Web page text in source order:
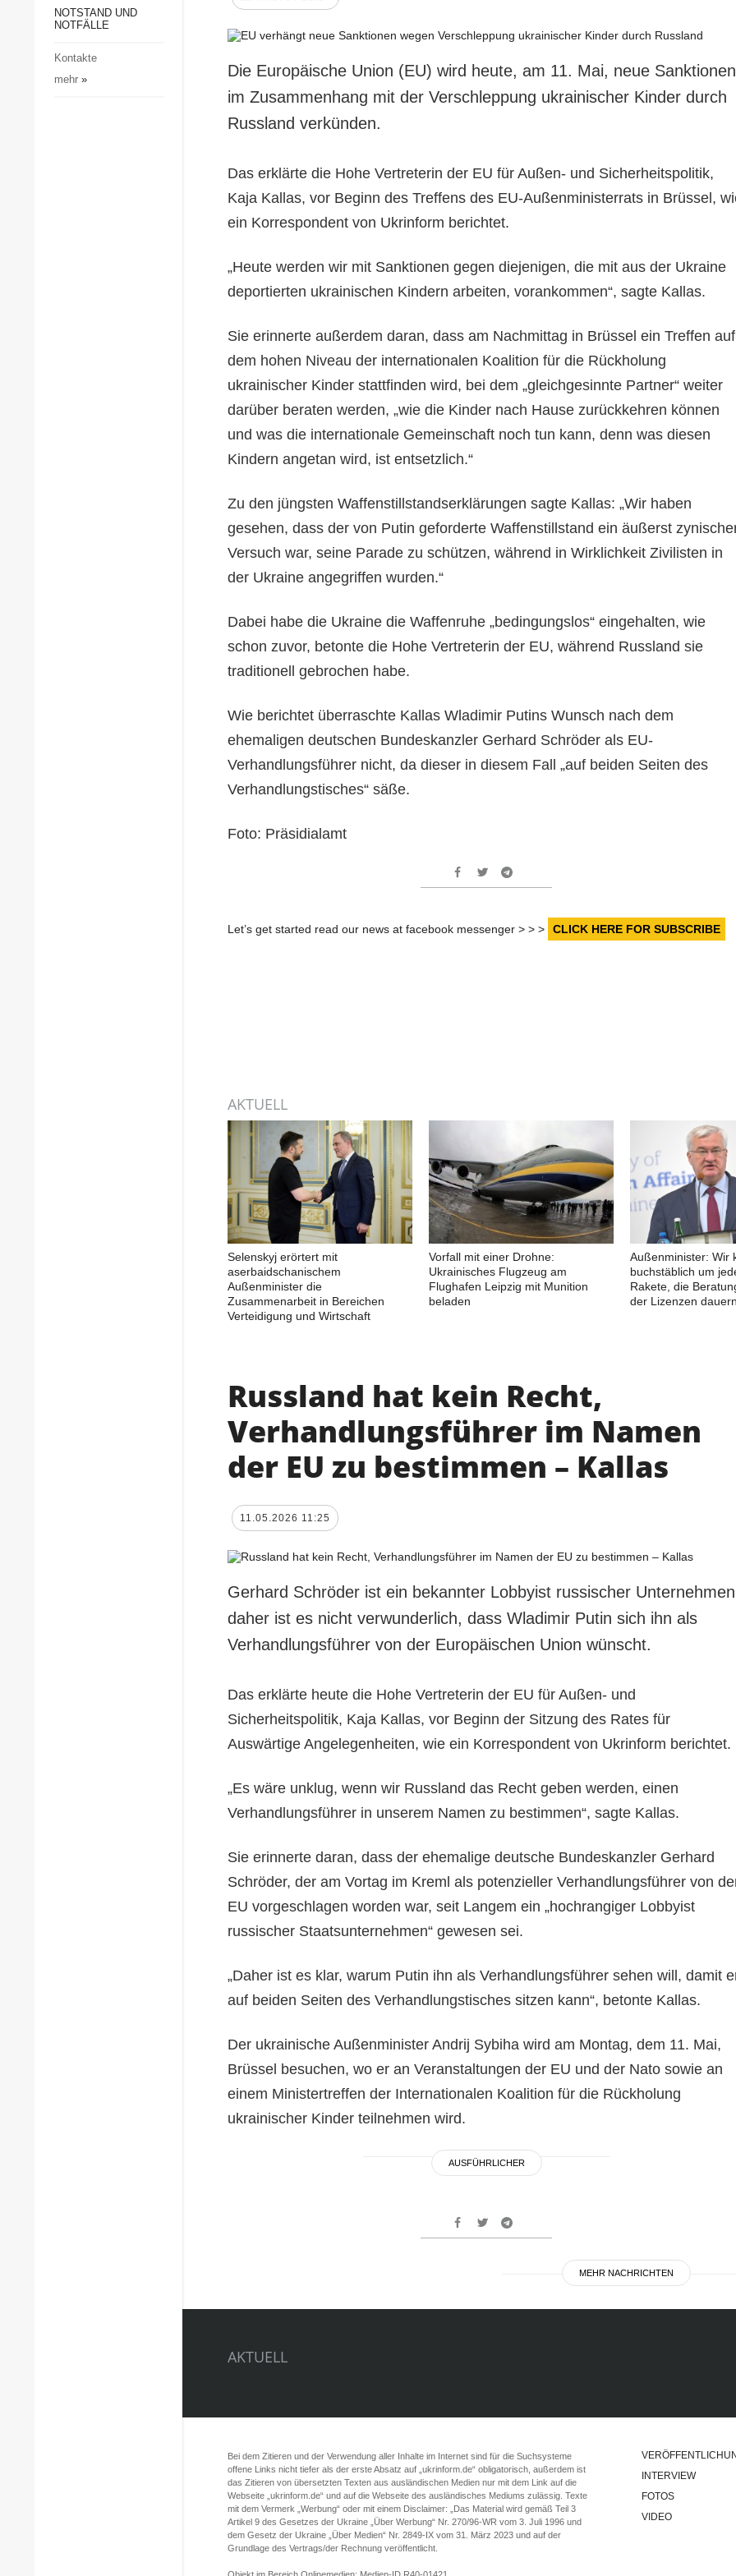
Gesellschaft und Kultur
Notstand und Notfälle
NOTSTAND UND
NOTFÄLLE
Kontakte
mehr»
Die Europäische Union (EU) wird heute, am 11. Mai, neue Sanktionen
im Zusammenhang mit der Verschleppung ukrainischer Kinder durch
Russland verkünden.
Das erklärte die Hohe Vertreterin der EU für Außen- und Sicherheitspolitik,
Kaja Kallas, vor Beginn des Treffens des EU-Außenministerrats in Brüssel,
ein Korrespondent von Ukrinform berichtet.
„Heute werden wir mit Sanktionen gegen diejenigen, die mit aus der Ukraine
deportierten ukrainischen Kindern arbeiten, vorankommen“, sagte Kallas.
Sie erinnerte außerdem daran, dass am Nachmittag in Brüssel ein Treffen auf
dem hohen Niveau der internationalen Koalition für die Rückholung
ukrainischer Kinder stattfinden wird, bei dem „gleichgesinnte Partner“ weiter
darüber beraten werden, „wie die Kinder nach Hause zurückkehren können
und was die internationale Gemeinschaft noch tun kann, denn was diesen
Kindern angetan wird, ist entsetzlich.“
Zu den jüngsten Waffenstillstandserklärungen sagte Kallas: „Wir haben
gesehen, dass der von Putin geforderte Waffenstillstand ein äußerst
Versuch war, seine Parade zu schützen, während in Wirklichkeit Zivilisten in
der Ukraine angegriffen wurden.“
Dabei habe die Ukraine die Waffenruhe „bedingungslos“ eingehalten, wie
schon zuvor, betonte die Hohe Vertreterin der EU, während Russland sie
traditionell gebrochen habe.
Wie berichtet überraschte Kallas Wladimir Putins Wunsch nach dem
ehemaligen deutschen Bundeskanzler Gerhard Schröder als EU-
Verhandlungsführer nicht, da dieser in diesem Fall „auf beiden Seiten des
Verhandlungstisches“ säße.
Foto: Präsidialamt
Let’s get started read our news at facebook messenger > > > CLICK HERE FOR SUBSCRIBE
AKTUELL
Selenskyj erörtert mit
aserbaidschanischem
Außenminister die
Zusammenarbeit in Bereichen
Verteidigung und Wirtschaft
Vorfall mit einer Drohne:
Ukrainisches Flugzeug am
Flughafen Leipzig mit Munition
beladen
Außenminister: Wir
buchstäblich um
Rakete, die
der Lizenzen
Russland hat kein Recht,
Verhandlungsführer im Namen
der EU zu bestimmen – Kallas
11.05.2026 11:25
Gerhard Schröder ist ein bekannter Lobbyist russischer
daher ist es nicht verwunderlich, dass Wladimir Putin sich ihn als
Verhandlungsführer von der Europäischen Union wünscht.
Das erklärte heute die Hohe Vertreterin der EU für Außen- und
Sicherheitspolitik, Kaja Kallas, vor Beginn der Sitzung des Rates für
Auswärtige Angelegenheiten, wie ein Korrespondent von Ukrinform berichtet.
„Es wäre unklug, wenn wir Russland das Recht geben werden, einen
Verhandlungsführer in unserem Namen zu bestimmen“, sagte Kallas.
Sie erinnerte daran, dass der ehemalige deutsche Bundeskanzler Gerhard
Schröder, der am Vortag im Kreml als potenzieller Verhandlungsführer von
EU vorgeschlagen worden war, seit Langem ein „hochrangiger Lobbyist
russischer Staatsunternehmen“ gewesen sei.
„Daher ist es klar, warum Putin ihn als Verhandlungsführer sehen will, damit
auf beiden Seiten des Verhandlungstisches sitzen kann“, betonte Kallas.
Der ukrainische Außenminister Andrij Sybiha wird am Montag, dem 11. Mai,
Brüssel besuchen, wo er an Veranstaltungen der EU und der Nato sowie an
einem Ministertreffen der Internationalen Koalition für die Rückholung
ukrainischer Kinder teilnehmen wird.
AUSFÜHRLICHER
MEHR NACHRICHTEN
AKTUELL
INTERVIEW
FOTOS
VIDEO
Bei dem Zitieren und der Verwendung aller Inhalte im Internet sind für die Suchsysteme
offene Links nicht tiefer als der erste Absatz auf „ukrinform.de“ obligatorisch, außerdem ist
das Zitieren von übersetzten Texten aus ausländischen Medien nur mit dem Link auf die
Webseite „ukrinform.de“ und auf die Webseite des ausländisches Mediums zulässig. Texte
mit dem Vermerk „Werbung“ oder mit einem Disclaimer: „Das Material wird gemäß Teil 3
Artikel 9 des Gesetzes der Ukraine „Über Werbung“ Nr. 270/96-WR vom 3. Juli 1996 und
dem Gesetz der Ukraine „Über Medien“ Nr. 2849-IX vom 31. März 2023 und auf der
Grundlage des Vertrags/der Rechnung veröffentlicht.